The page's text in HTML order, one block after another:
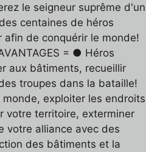
le seigneur suprême d'un
centaines de héros
de conquérir le monde!
= ● Héros
aux bâtiments, recueillir
troupes dans la bataille!
exploiter les endroits
votre territoire, exterminer
votre alliance avec des
des bâtiments et la